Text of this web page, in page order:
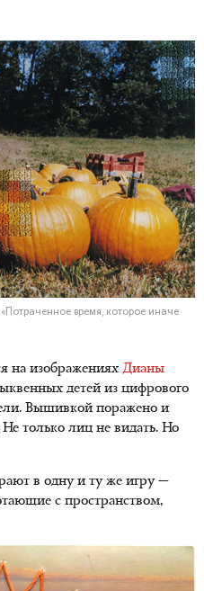
время, которое иначе
на изображениях Дианы
детей из цифрового
Вышивкой поражено и
Не только лиц не видать. Но
в одну и ту же игру —
с пространством,